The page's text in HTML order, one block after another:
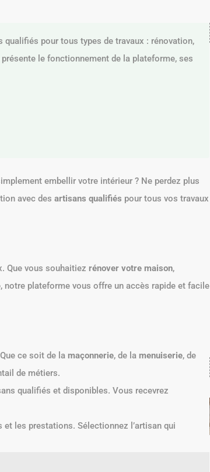
pour tous types de travaux : rénovation,
le fonctionnement de la plateforme, ses
embellir votre intérieur ? Ne perdez plus
avec des artisans qualifiés pour tous vos travaux
Que vous souhaitiez rénover votre maison,
notre plateforme vous offre un accès rapide et facile
ce soit de la maçonnerie, de la menuiserie, de
de métiers.
qualifiés et disponibles. Vous recevrez
les prestations. Sélectionnez l’artisan qui